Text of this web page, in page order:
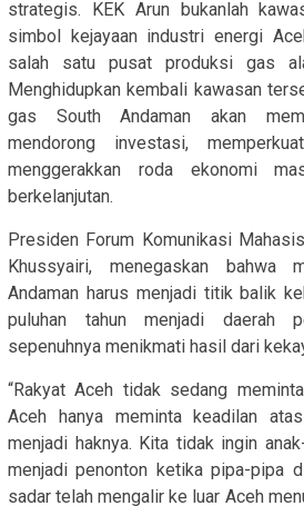
strategis. KEK Arun bukanlah
simbol kejayaan industri energi
salah satu pusat produksi gas
Menghidupkan kembali kawasan
gas South Andaman akan
mendorong investasi,
menggerakkan roda ekonomi
berkelanjutan.
Presiden Forum Komunikasi
Khussyairi, menegaskan bahwa
Andaman harus menjadi titik balik
puluhan tahun menjadi daerah
sepenuhnya menikmati hasil dari
“Rakyat Aceh tidak sedang
Aceh hanya meminta keadilan
menjadi haknya. Kita tidak ingin
menjadi penonton ketika pipa-pipa
sadar telah mengalir ke luar Aceh